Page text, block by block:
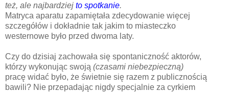
też, ale najbardziej to spotkanie.
Matryca aparatu zapamiętała zdecydowanie więcej
szczegółów i dokładnie tak jakim to miasteczko
westernowe było przed dwoma laty.
Czy do dzisiaj zachowała się spontaniczność aktorów,
którzy wykonując swoją (czasami niebezpieczną)
pracę widać było, że świetnie się razem z publicznością
bawili? Nie przepadając nigdy specjalnie za cyrkiem